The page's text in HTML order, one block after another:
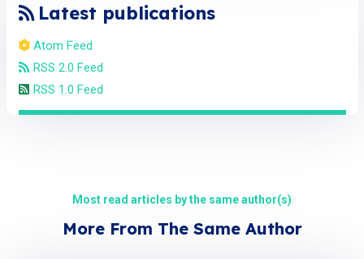
Latest publications
Atom Feed
RSS 2.0 Feed
RSS 1.0 Feed
Most read articles by the same author(s)
More From The Same Author